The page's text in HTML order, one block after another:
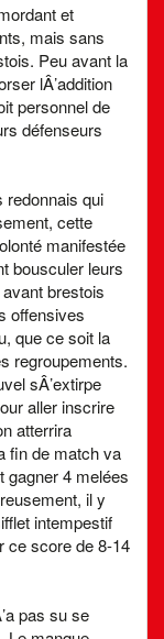
et
mais sans
Peu avant la
lÂ’addition
personnel de
défenseurs
redonnais qui
cette
manifestée
bousculer leurs
brestois
offensives
que ce soit la
regroupements.
sÂ’extirpe
aller inscrire
atterrira
fin de match va
gagner 4 melées
il y
intempestif
ce score de 8-14
pas su se